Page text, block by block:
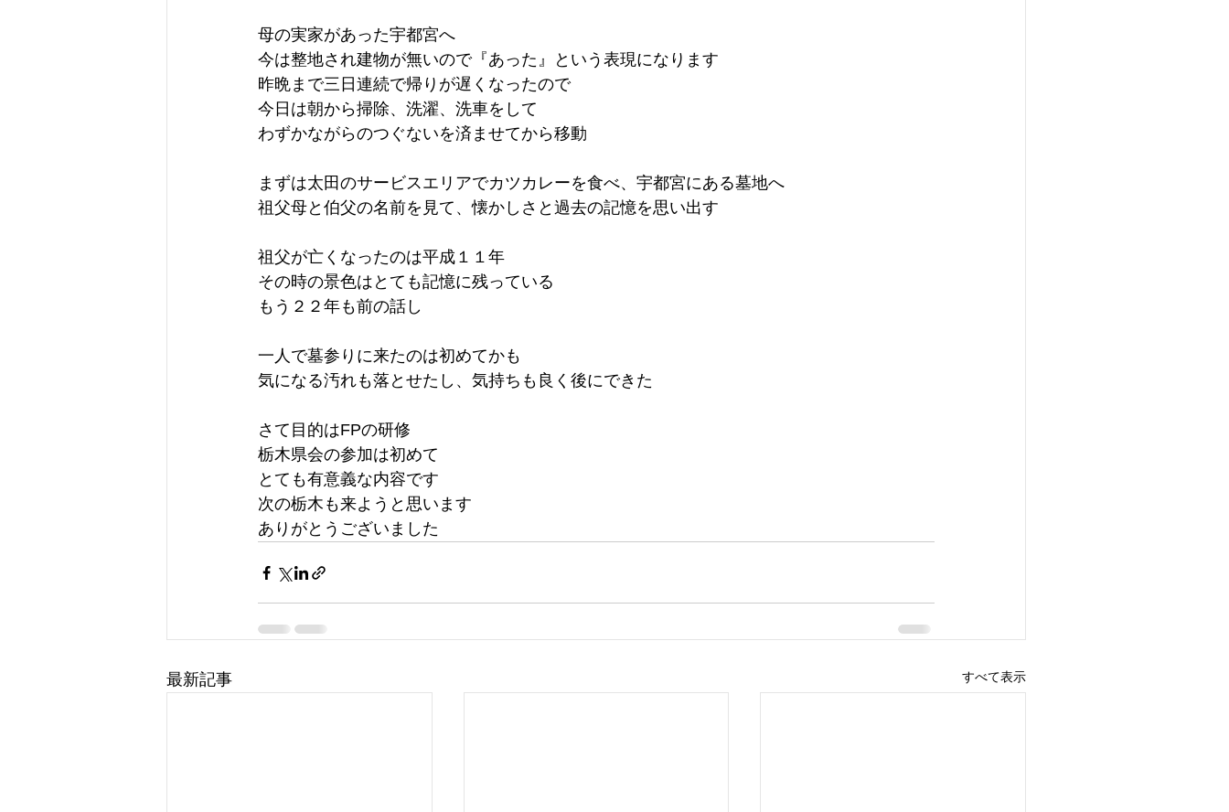
母の実家があった宇都宮へ
今は整地され建物が無いので『あった』という表現になります
昨晩まで三日連続で帰りが遅くなったので
今日は朝から掃除、洗濯、洗車をして
わずかながらのつぐないを済ませてから移動
まずは太田のサービスエリアでカツカレーを食べ、宇都宮にある墓地へ
祖父母と伯父の名前を見て、懐かしさと過去の記憶を思い出す
祖父が亡くなったのは平成１１年
その時の景色はとても記憶に残っている
もう２２年も前の話し
一人で墓参りに来たのは初めてかも
気になる汚れも落とせたし、気持ちも良く後にできた
さて目的はFPの研修
栃木県会の参加は初めて
とても有意義な内容です
次の栃木も来ようと思います
ありがとうございました
最新記事 すべて表示